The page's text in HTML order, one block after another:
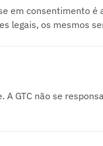
em consentimento é
legais, os mesmos
GTC não se